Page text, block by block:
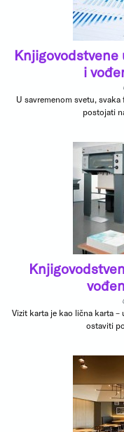
i
U savremenom svetu,
postojati
Vizit karta je kao lična karta
ostaviti